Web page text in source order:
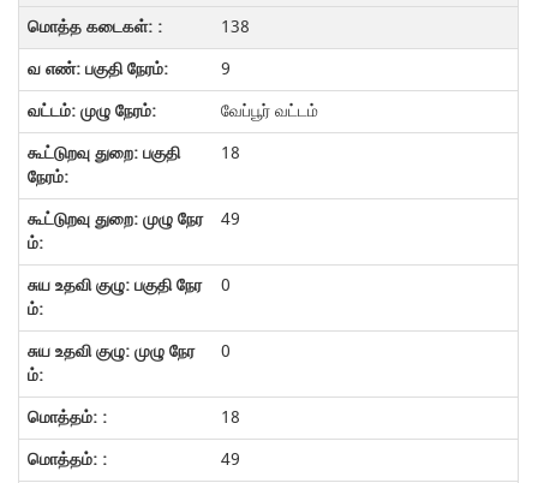
138
9
வேப்பூர் வட்டம்
18
49
0
0
18
49